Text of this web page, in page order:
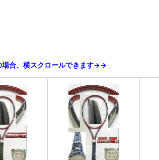
合、横スクロールできます→→